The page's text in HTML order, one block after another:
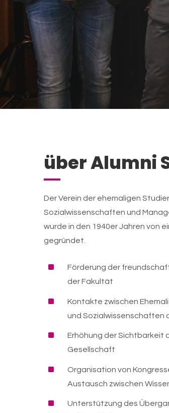
über Alumni
Der Verein der ehemaligen
Sozialwissenschaften und
wurde in den 1940er Jahren von
gegründet.
^
Förderung der
der Fakultät
^
Kontakte zwischen
und Sozialwissenschaften
^
Erhöhung der Sichtbarkeit
Gesellschaft
^
Organisation von
Austausch zwischen
^
Unterstützung des